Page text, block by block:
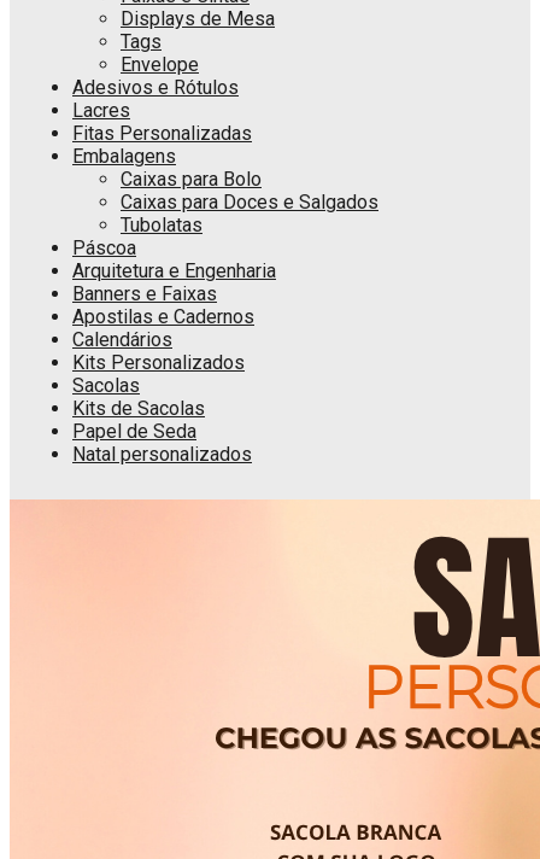
Displays de Mesa
Tags
Envelope
Adesivos e Rótulos
Lacres
Fitas Personalizadas
Embalagens
Caixas para Bolo
Caixas para Doces e Salgados
Tubolatas
Páscoa
Arquitetura e Engenharia
Banners e Faixas
Apostilas e Cadernos
Calendários
Kits Personalizados
Sacolas
Kits de Sacolas
Papel de Seda
Natal personalizados